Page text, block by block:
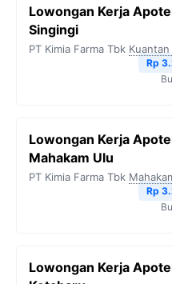
Lowongan Kerja
Singingi
PT Kimia Farma Tbk
Rp
Lowongan Kerja
Mahakam Ulu
PT Kimia Farma Tbk
Rp
Lowongan Kerja